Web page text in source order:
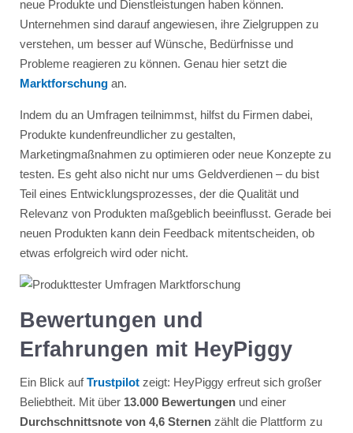
neue Produkte und Dienstleistungen haben können.
Unternehmen sind darauf angewiesen, ihre Zielgruppen zu
verstehen, um besser auf Wünsche, Bedürfnisse und
Probleme reagieren zu können. Genau hier setzt die
Marktforschungan.
Indem du an Umfragen teilnimmst, hilfst du Firmen dabei,
Produkte kundenfreundlicher zu gestalten,
Marketingmaßnahmen zu optimieren oder neue Konzepte zu
testen. Es geht also nicht nur ums Geldverdienen – du bist
Teil eines Entwicklungsprozesses, der die Qualität und
Relevanz von Produkten maßgeblich beeinflusst. Gerade bei
neuen Produkten kann dein Feedback mitentscheiden, ob
etwas erfolgreich wird oder nicht.
Bewertungen und
Erfahrungen mit HeyPiggy
Ein Blick aufTrustpilotzeigt: HeyPiggy erfreut sich großer
Beliebtheit. Mit über 13.000 Bewertungenund einer
Durchschnittsnote von 4,6 Sternenzählt die Plattform zu